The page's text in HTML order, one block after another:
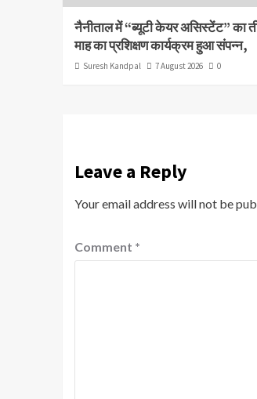
नैनीताल में “ब्यूटी केयर असिस्टेंट” का
माह का प्रशिक्षण कार्यक्रम हुआ संपन्न,
Suresh Kandpal 7 August 2026 0
Leave a Reply
Your email address will not be
Comment *